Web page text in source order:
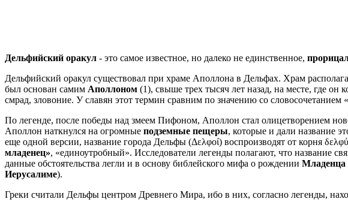
Дельфийский оракул - это самое известное, но далеко не единственное,
Дельфийский оракул существовал при храме Аполлона в Дельфах. Храм
был основан самим Аполлоном (1), свыше трех тысяч лет назад, на месте, где он
смрад, зловоние. У славян этот термин сравним по значению со
По легенде, после победы над змеем Пифоном, Аполлон стал олицетворением
Аполлон наткнулся на огромные подземные пещеры, которые и дали название
еще одной версии, название города Дельфы (Δελφοί) воспроизводят от корня
младенец», «единоутробный». Исследователи легенды полагают, что название
данные обстоятельства легли и в основу библейского мифа о рождении Младенца
Иерусалиме).
Греки считали Дельфы центром Древнего Мира, ибо в них, согласно легенды,